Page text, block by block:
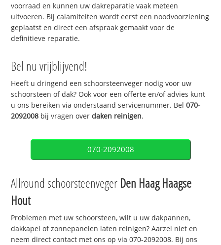
voorraad en kunnen uw dakreparatie vaak meteen
uitvoeren. Bij calamiteiten wordt eerst een noodvoorziening
geplaatst en direct een afspraak gemaakt voor de
definitieve reparatie.
Bel nu vrijblijvend!
Heeft u dringend een schoorsteenveger nodig voor uw
schoorsteen of dak? Ook voor een offerte en/of advies kunt
u ons bereiken via onderstaand servicenummer. Bel070-
2092008 bij vragen overdaken reinigen.
070-2092008
Allround schoorsteenveger Den Haag Haagse
Hout
Problemen met uw schoorsteen, wilt u uw dakpannen,
dakkapel of zonnepanelen laten reinigen? Aarzel niet en
neem direct contact met ons op via 070-2092008. Bij ons